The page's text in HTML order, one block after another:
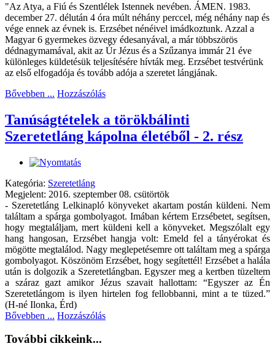
"Az Atya, a Fiú és Szentlélek Istennek nevében. ÁMEN. 1983.
december 27. délután 4 óra múlt néhány perccel, még néhány nap és
vége ennek az évnek is. Erzsébet nénéivel imádkoztunk. Azzal a
Magyar 6 gyermekes özvegy édesanyával, a már többszörös
dédnagymamával, akit az Úr Jézus és a Szűzanya immár 21 éve
különleges küldetésük teljesítésére hívták meg. Erzsébet testvérünk
az első elfogadója és tovább adója a szeretet lángjának.
Bővebben ... Hozzászólás
Tanúságtételek a törökbálinti
Szeretetláng kápolna életéből - 2. rész
Kategória: Szeretetláng
Megjelent: 2016. szeptember 08. csütörtök
- Szeretetláng Lelkinapló könyveket akartam postán küldeni. Nem
találtam a spárga gombolyagot. Imában kértem Erzsébetet, segítsen,
hogy megtaláljam, mert küldeni kell a könyveket. Megszólalt egy
hang hangosan, Erzsébet hangja volt: Emeld fel a tányérokat és
mögötte megtalálod. Nagy meglepetésemre ott találtam meg a spárga
gombolyagot. Köszönöm Erzsébet, hogy segítettél! Erzsébet a halála
után is dolgozik a Szeretetlángban. Egyszer meg a kertben tüzeltem
a száraz gazt amikor Jézus szavait hallottam: “Egyszer az Én
Szeretetlángom is ilyen hirtelen fog fellobbanni, mint a te tüzed.”
(H-né Ilonka, Érd)
Bővebben ... Hozzászólás
További cikkeink...